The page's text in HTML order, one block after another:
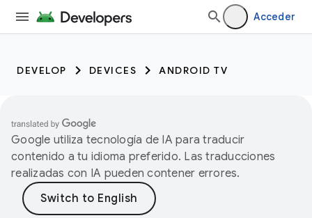
Acceder
DEVELOP DEVICES ANDROID TV
Google utiliza tecnología de IA para traducir
contenido a tu idioma preferido. Las traducciones
realizadas con IA pueden contener errores.